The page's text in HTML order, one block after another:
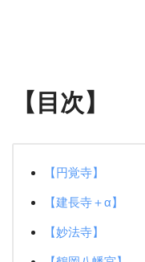
【目次】
【円覚寺】
【建長寺＋α】
【妙法寺】